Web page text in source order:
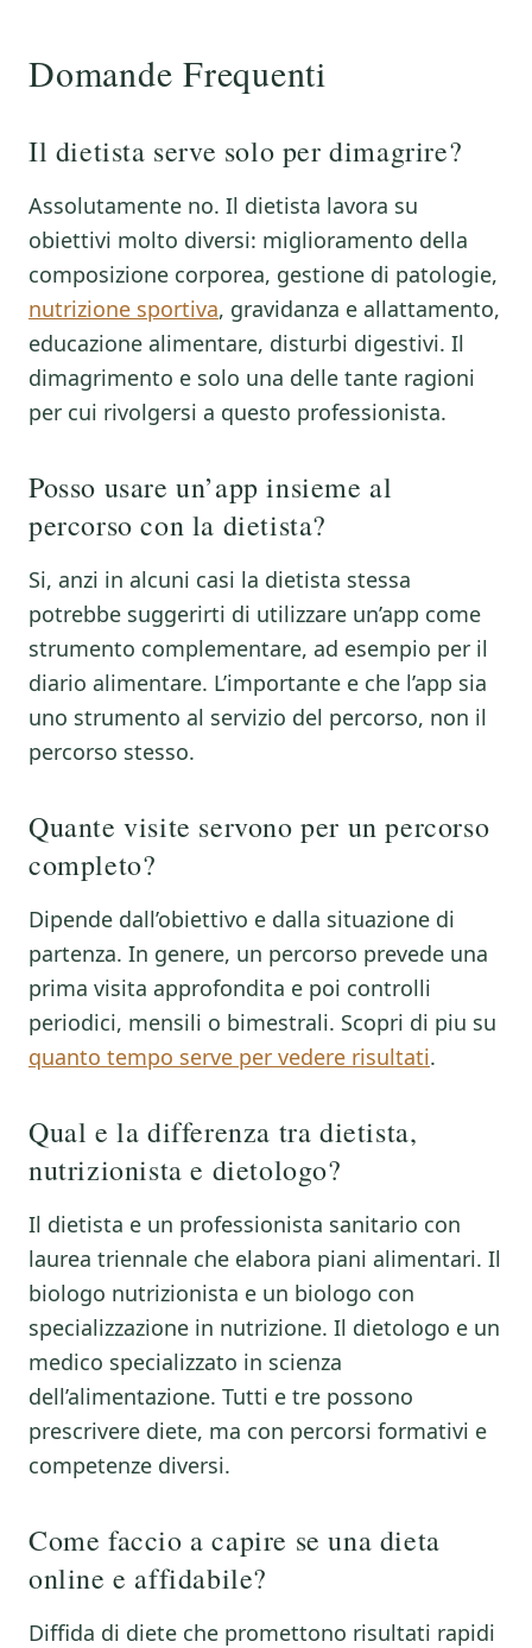
Domande Frequenti
Il dietista serve solo per dimagrire?
Assolutamente no. Il dietista lavora su
obiettivi molto diversi: miglioramento della
composizione corporea, gestione di patologie,
nutrizione sportiva, gravidanza e allattamento,
educazione alimentare, disturbi digestivi. Il
dimagrimento e solo una delle tante ragioni
per cui rivolgersi a questo professionista.
Posso usare un’app insieme al
percorso con la dietista?
Si, anzi in alcuni casi la dietista stessa
potrebbe suggerirti di utilizzare un’app come
strumento complementare, ad esempio per il
diario alimentare. L’importante e che l’app sia
uno strumento al servizio del percorso, non il
percorso stesso.
Quante visite servono per un percorso
completo?
Dipende dall’obiettivo e dalla situazione di
partenza. In genere, un percorso prevede una
prima visita approfondita e poi controlli
periodici, mensili o bimestrali. Scopri di piu su
quanto tempo serve per vedere risultati.
Qual e la differenza tra dietista,
nutrizionista e dietologo?
Il dietista e un professionista sanitario con
laurea triennale che elabora piani alimentari. Il
biologo nutrizionista e un biologo con
specializzazione in nutrizione. Il dietologo e un
medico specializzato in scienza
dell’alimentazione. Tutti e tre possono
prescrivere diete, ma con percorsi formativi e
competenze diversi.
Come faccio a capire se una dieta
online e affidabile?
Diffida di diete che promettono risultati rapidi